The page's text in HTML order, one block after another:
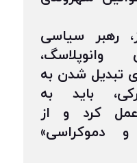
رهبر سیاسی
تبدیل شدن به
باید به
کرد و از
دموکراسی»